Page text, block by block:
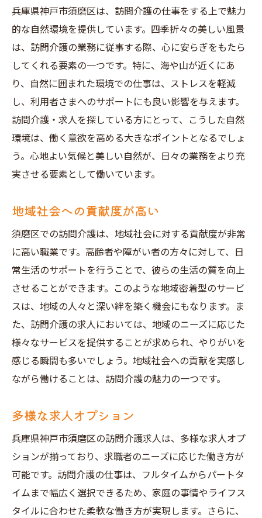
専門スキルが活かせる
福利厚生の充実
キャリアアップの機会
訪問介護求人で須磨区の地域貢献を感じる理由
地域住民との強い絆
高齢者・障がい者の生活支援
地域イベントへの参加
コミュニティとの連携
地域課題の解決に貢献
須磨区で訪問介護の求人情報を見逃すな
最新の求人情報をチェック
募集状況の確認方法
見逃せない求人の特徴
スムーズな応募手順
面接でのポイント
訪問介護求人を探すなら須磨区が最適な理由
地域の特性とニーズ
安定した労働環境
新人研修の充実
地域社会の温かさ
働きやすさの向上
兵庫県神戸市須磨区で訪問介護求人を見つける
兵庫県神戸市須磨区は、訪問介護の仕事をする上で魅力
的な自然環境を提供しています。四季折々の美しい風景
は、訪問介護の業務に従事する際、心に安らぎをもたら
してくれる要素の一つです。特に、海や山が近くにあ
り、自然に囲まれた環境での仕事は、ストレスを軽減
し、利用者さまへのサポートにも良い影響を与えます。
訪問介護・求人を探している方にとって、こうした自然
環境は、働く意欲を高める大きなポイントとなるでしょ
う。心地よい気候と美しい自然が、日々の業務をより充
実させる要素として働いています。
地域社会への貢献度が高い
須磨区での訪問介護は、地域社会に対する貢献度が非常
に高い職業です。高齢者や障がい者の方々に対して、日
常生活のサポートを行うことで、彼らの生活の質を向上
させることができます。このような地域密着型のサービ
スは、地域の人々と深い絆を築く機会にもなります。ま
た、訪問介護の求人においては、地域のニーズに応じた
様々なサービスを提供することが求められ、やりがいを
感じる瞬間も多いでしょう。地域社会への貢献を実感し
ながら働けることは、訪問介護の魅力の一つです。
多様な求人オプション
兵庫県神戸市須磨区の訪問介護求人は、多様な求人オプ
ションが揃っており、求職者のニーズに応じた働き方が
可能です。訪問介護の仕事は、フルタイムからパートタ
イムまで幅広く選択できるため、家庭の事情やライフス
タイルに合わせた柔軟な働き方が実現します。さらに、